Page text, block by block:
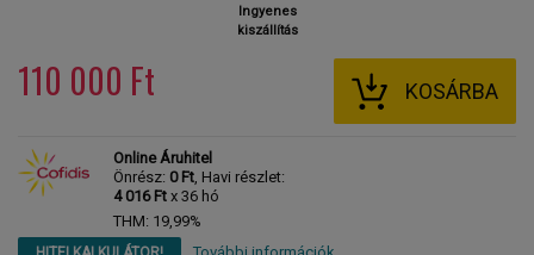
Ingyenes
kiszállítás
110 000 Ft KOSÁRBA
Online Áruhitel
Önrész: 0 Ft, Havi részlet:
4 016 Ft x 36 hó
THM: 19,99%